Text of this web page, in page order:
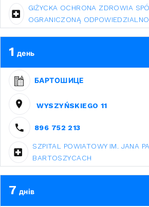
GIŻYCKA OCHRONA ZDROWIA
OGRANICZONĄ
1 день
БАРТОШИЦЕ
WYSZYŃSKIEGO 11
896 752 213
SZPITAL POWIATOWY IM. JANA
BARTOSZYCACH
7 днів